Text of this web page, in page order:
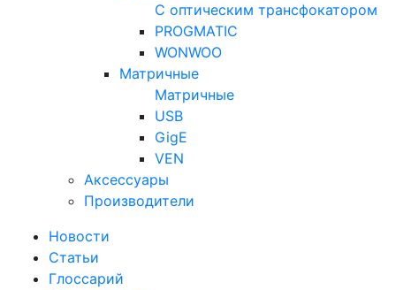
С оптическим трансфокатором
PROGMATIC
WONWOO
Матричные
Матричные
USB
GigE
VEN
Аксессуары
Производители
Новости
Статьи
Глоссарий